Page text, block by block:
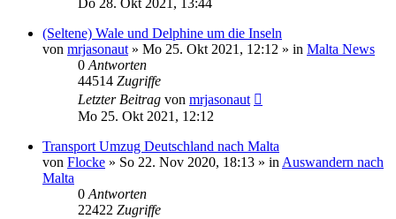
(Seltene) Wale und Delphine um die Inseln
von mrjasonaut » Mo 25. Okt 2021, 12:12 » in Malta News
0 Antworten
44514 Zugriffe
Letzter Beitrag von mrjasonaut
Mo 25. Okt 2021, 12:12
Transport Umzug Deutschland nach Malta
von Flocke » So 22. Nov 2020, 18:13 » in Auswandern nach
Malta
0 Antworten
22422 Zugriffe